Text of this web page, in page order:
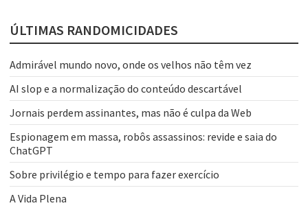
ÚLTIMAS RANDOMICIDADES
Admirável mundo novo, onde os velhos não têm vez
AI slop e a normalização do conteúdo descartável
Jornais perdem assinantes, mas não é culpa da Web
Espionagem em massa, robôs assassinos: revide e saia do
ChatGPT
Sobre privilégio e tempo para fazer exercício
A Vida Plena